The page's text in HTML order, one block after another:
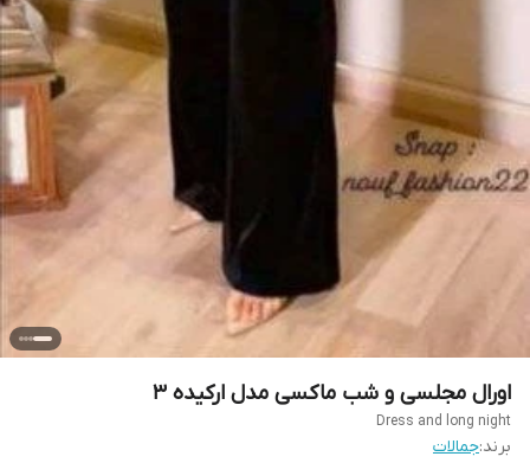
اورال مجلسی و شب ماکسی مدل ارکیده 3
Dress and long night
برند:جمالات